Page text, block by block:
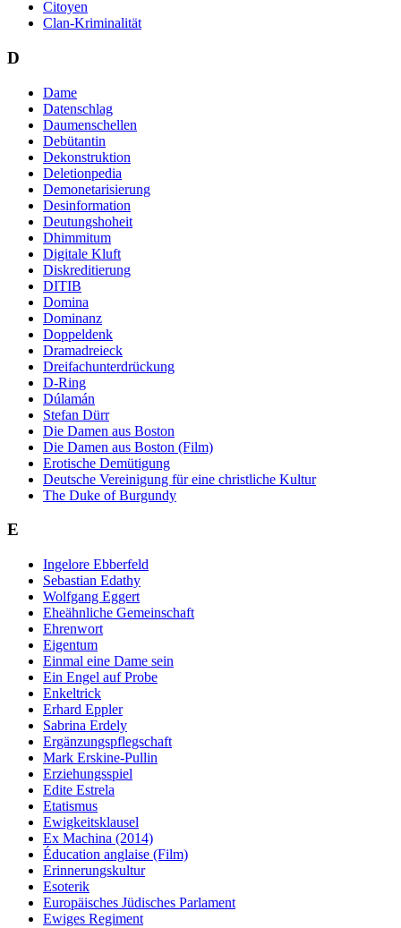
Citoyen
Clan-Kriminalität
D
Dame
Datenschlag
Daumenschellen
Debütantin
Dekonstruktion
Deletionpedia
Demonetarisierung
Desinformation
Deutungshoheit
Dhimmitum
Digitale Kluft
Diskreditierung
DITIB
Domina
Dominanz
Doppeldenk
Dramadreieck
Dreifachunterdrückung
D-Ring
Dúlamán
Stefan Dürr
Die Damen aus Boston
Die Damen aus Boston (Film)
Erotische Demütigung
Deutsche Vereinigung für eine christliche Kultur
The Duke of Burgundy
E
Ingelore Ebberfeld
Sebastian Edathy
Wolfgang Eggert
Eheähnliche Gemeinschaft
Ehrenwort
Eigentum
Einmal eine Dame sein
Ein Engel auf Probe
Enkeltrick
Erhard Eppler
Sabrina Erdely
Ergänzungspflegschaft
Mark Erskine-Pullin
Erziehungsspiel
Edite Estrela
Etatismus
Ewigkeitsklausel
Ex Machina (2014)
Éducation anglaise (Film)
Erinnerungskultur
Esoterik
Europäisches Jüdisches Parlament
Ewiges Regiment